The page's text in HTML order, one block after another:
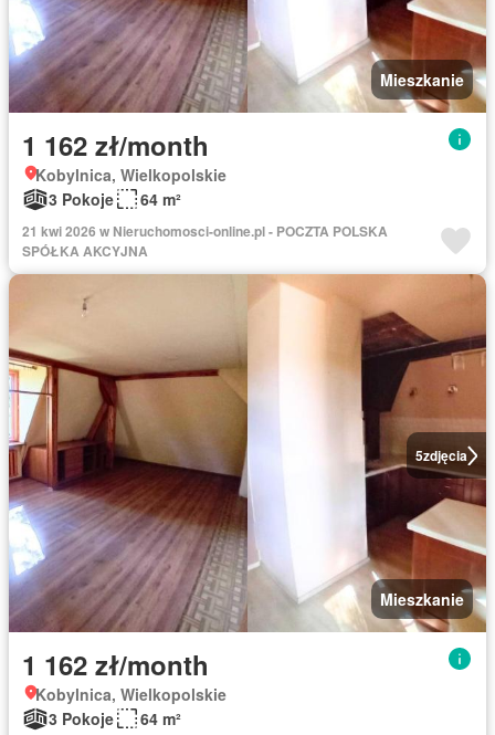
Mieszkanie
1 162 zł/month
Kobylnica, Wielkopolskie
3 Pokoje
64 m²
21 kwi 2026 w Nieruchomosci-online.pl - POCZTA POLSKA
SPÓŁKA AKCYJNA
5zdjęcia
Mieszkanie
1 162 zł/month
Kobylnica, Wielkopolskie
3 Pokoje
64 m²